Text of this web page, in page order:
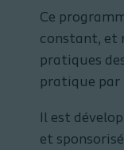
Ce
constant, et
pratiques
pratique par
Il est
et